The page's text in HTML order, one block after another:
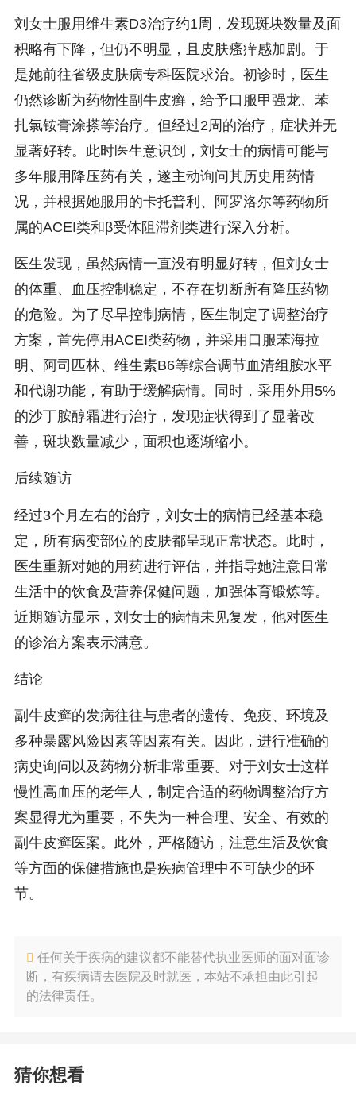
刘女士服用维生素D3治疗约1周，发现斑块数量及面
积略有下降，但仍不明显，且皮肤瘙痒感加剧。于
是她前往省级皮肤病专科医院求治。初诊时，医生
仍然诊断为药物性副牛皮癣，给予口服甲强龙、苯
扎氯铵膏涂搽等治疗。但经过2周的治疗，症状并无
显著好转。此时医生意识到，刘女士的病情可能与
多年服用降压药有关，遂主动询问其历史用药情
况，并根据她服用的卡托普利、阿罗洛尔等药物所
属的ACEI类和β受体阻滞剂类进行深入分析。
医生发现，虽然病情一直没有明显好转，但刘女士
的体重、血压控制稳定，不存在切断所有降压药物
的危险。为了尽早控制病情，医生制定了调整治疗
方案，首先停用ACEI类药物，并采用口服苯海拉
明、阿司匹林、维生素B6等综合调节血清组胺水平
和代谢功能，有助于缓解病情。同时，采用外用5%
的沙丁胺醇霜进行治疗，发现症状得到了显著改
善，斑块数量减少，面积也逐渐缩小。
后续随访
经过3个月左右的治疗，刘女士的病情已经基本稳
定，所有病变部位的皮肤都呈现正常状态。此时，
医生重新对她的用药进行评估，并指导她注意日常
生活中的饮食及营养保健问题，加强体育锻炼等。
近期随访显示，刘女士的病情未见复发，他对医生
的诊治方案表示满意。
结论
副牛皮癣的发病往往与患者的遗传、免疫、环境及
多种暴露风险因素等因素有关。因此，进行准确的
病史询问以及药物分析非常重要。对于刘女士这样
慢性高血压的老年人，制定合适的药物调整治疗方
案显得尤为重要，不失为一种合理、安全、有效的
副牛皮癣医案。此外，严格随访，注意生活及饮食
等方面的保健措施也是疾病管理中不可缺少的环
节。
任何关于疾病的建议都不能替代执业医师的面对面诊
断，有疾病请去医院及时就医，本站不承担由此引起
的法律责任。
猜你想看